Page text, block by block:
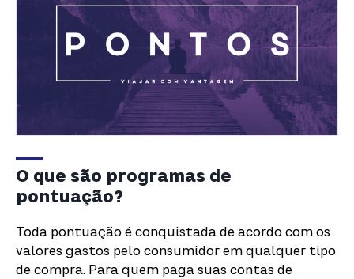
O que são programas de
pontuação?
Toda pontuação é conquistada de acordo com os
valores gastos pelo consumidor em qualquer tipo
de compra. Para quem paga suas contas de